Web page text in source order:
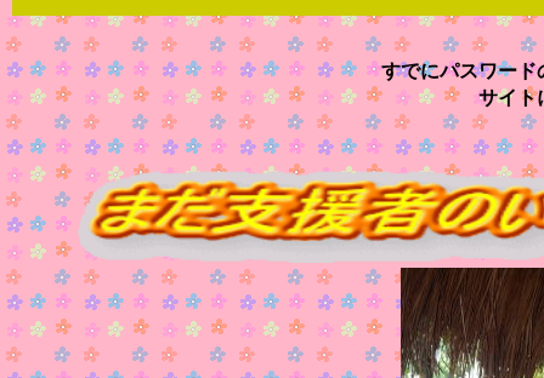
すでにパスワード
サイト